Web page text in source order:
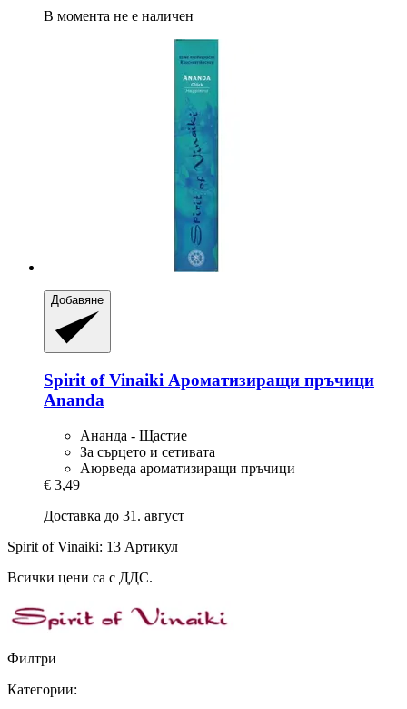
В момента не е наличен
Добавяне
Spirit of Vinaiki Ароматизиращи пръчици
Ananda
Ананда - Щастие
За сърцето и сетивата
Аюрведа ароматизиращи пръчици
€ 3,49
Доставка до 31. август
Spirit of Vinaiki: 13 Артикул
Всички цени са с ДДС.
Филтри
Категории: